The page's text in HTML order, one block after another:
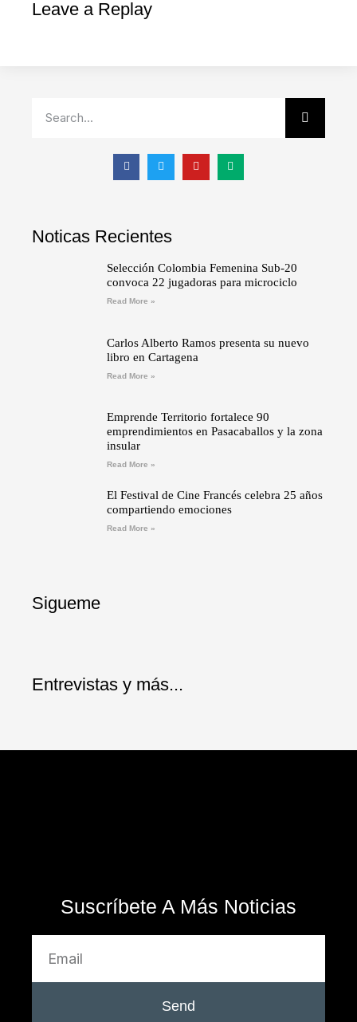
Leave a Replay
Noticas Recientes
Selección Colombia Femenina Sub-20
convoca 22 jugadoras para microciclo
Read More »
Carlos Alberto Ramos presenta su nuevo
libro en Cartagena
Read More »
Emprende Territorio fortalece 90
emprendimientos en Pasacaballos y la zona
insular
Read More »
El Festival de Cine Francés celebra 25 años
compartiendo emociones
Read More »
Sigueme
Entrevistas y más...
Suscríbete A Más Noticias
Send